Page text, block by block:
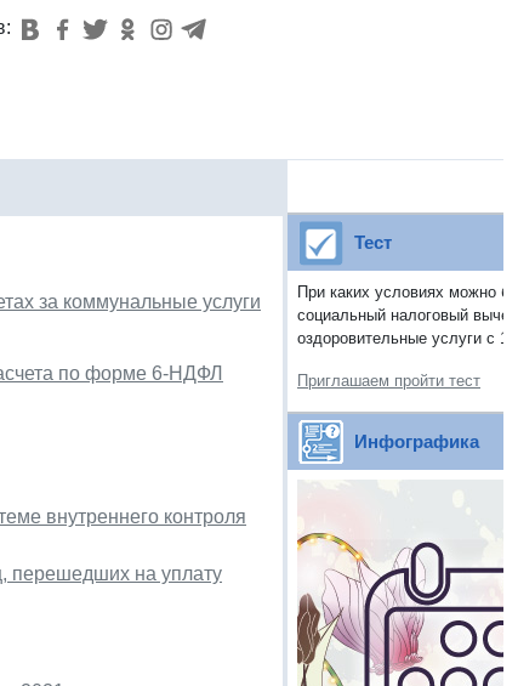
за коммунальные услуги
по форме 6-НДФЛ
внутреннего контроля
перешедших на уплату
Тест
При каких условиях можно
социальный налоговый
оздоровительные услуги с 1
Приглашаем пройти тест
Инфографика